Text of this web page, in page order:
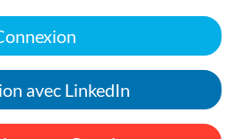
avec LinkedIn